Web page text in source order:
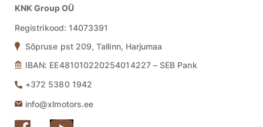
KNK Group OÜ
Registrikood: 14073391
Sõpruse pst 209, Tallinn, Harjumaa
IBAN: EE481010220254014227 – SEB Pank
+372 5380 1942
info@xlmotors.ee